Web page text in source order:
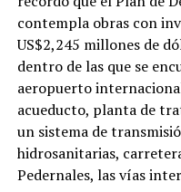
contempla obras con
US$2,245 millones de
dentro de las que se
aeropuerto
acueducto, planta de
un sistema de
hidrosanitarias,
Pedernales, las vías